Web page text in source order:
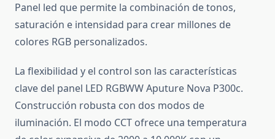
Panel led que permite la combinación de tonos,
saturación e intensidad para crear millones de
colores RGB personalizados.
La flexibilidad y el control son las características
clave del panel LED RGBWW Aputure Nova P300c.
Construcción robusta con dos modos de
iluminación. El modo CCT ofrece una temperatura